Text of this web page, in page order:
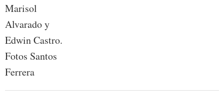
Marisol
Alvarado y
Edwin Castro.
Fotos Santos
Ferrera